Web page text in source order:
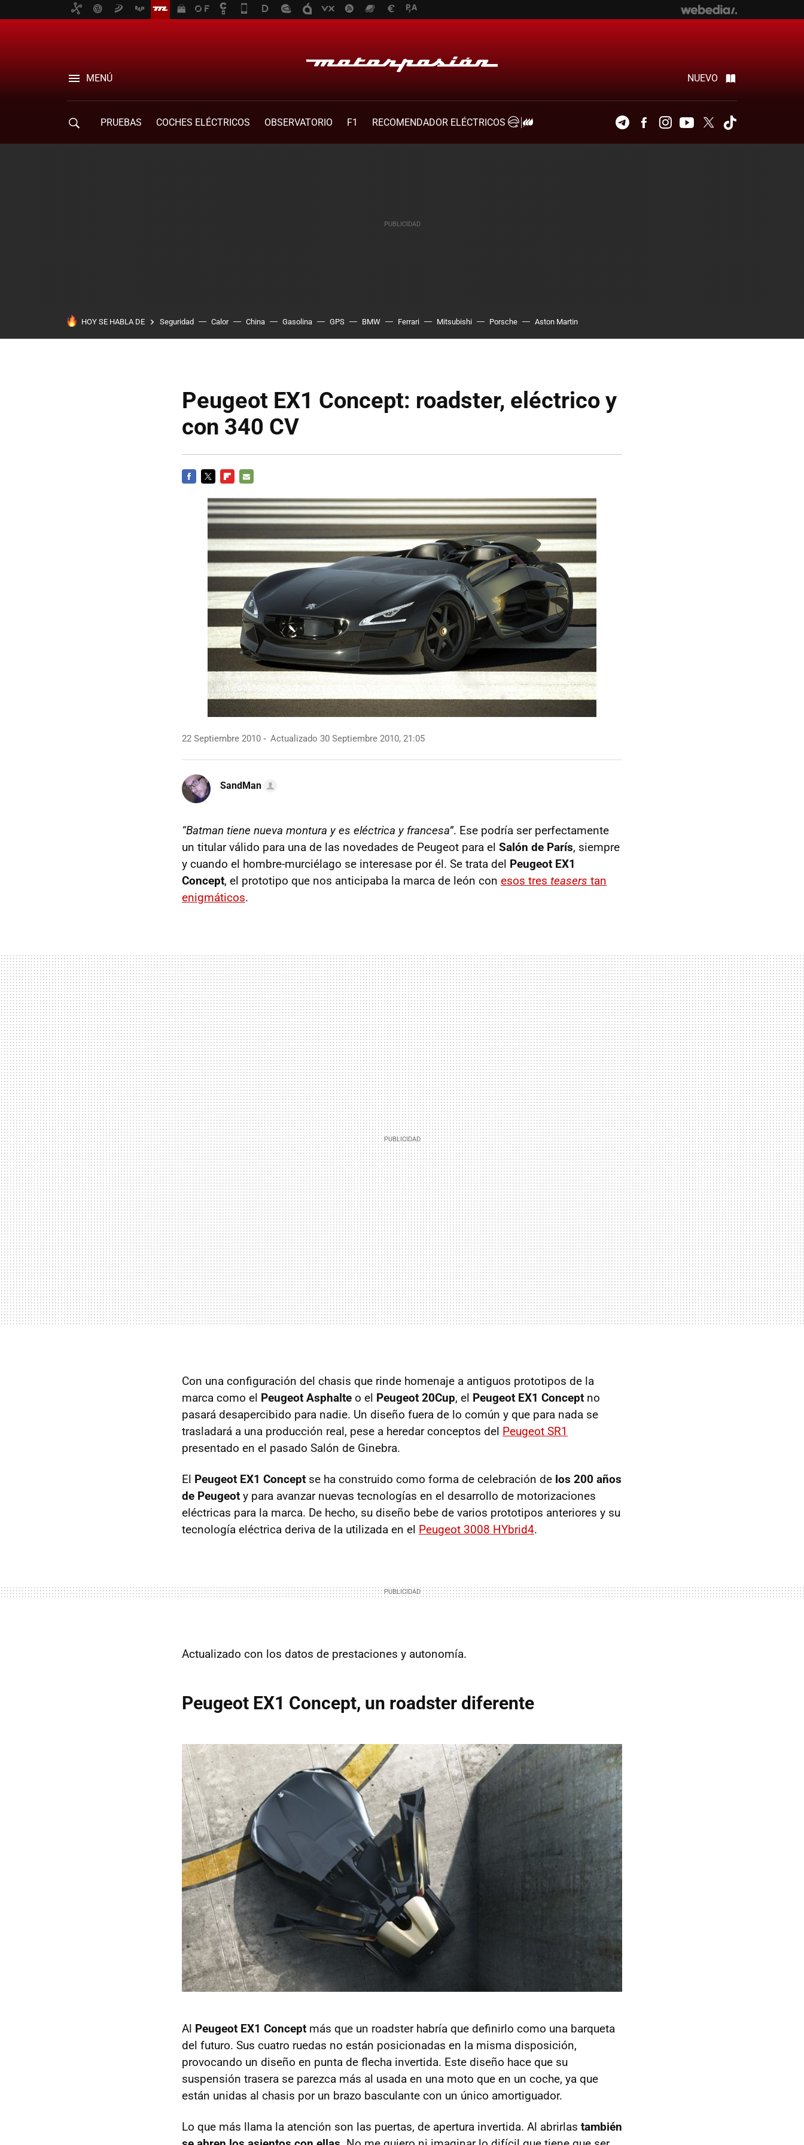
MENÚ NUEVO
PRUEBAS COCHES ELÉCTRICOS OBSERVATORIO F1
RECOMENDADOR ELÉCTRICOS
TelegramFacebookInstagramYoutubeTwitter
HOY SE HABLA DE Seguridad Calor China Gasolina GPS BMW Ferrari Mitsubishi Porsche Aston Martin
Peugeot EX1 Concept: roadster, eléctrico y
con 340 CV
MAIL
22 Septiembre 2010 Actualizado 30 Septiembre 2010, 21:05
SandMan
“Batman tiene nueva montura y es eléctrica y francesa”. Ese podría ser perfectamente
un titular válido para una de las novedades de Peugeot para el Salón de París, siempre
y cuando el hombre-murciélago se interesase por él. Se trata del Peugeot EX1
Concept, el prototipo que nos anticipaba la marca de león con esos tres teasers tan
enigmáticos.
Con una configuración del chasis que rinde homenaje a antiguos prototipos de la
marca como el Peugeot Asphalte o el Peugeot 20Cup, el Peugeot EX1 Concept no
pasará desapercibido para nadie. Un diseño fuera de lo común y que para nada se
trasladará a una producción real, pese a heredar conceptos del Peugeot SR1
presentado en el pasado Salón de Ginebra.
El Peugeot EX1 Concept se ha construido como forma de celebración de los 200 años
de Peugeot y para avanzar nuevas tecnologías en el desarrollo de motorizaciones
eléctricas para la marca. De hecho, su diseño bebe de varios prototipos anteriores y su
tecnología eléctrica deriva de la utilizada en el Peugeot 3008 HYbrid4.
Actualizado con los datos de prestaciones y autonomía.
Peugeot EX1 Concept, un roadster diferente
Al Peugeot EX1 Concept más que un roadster habría que definirlo como una barqueta
del futuro. Sus cuatro ruedas no están posicionadas en la misma disposición,
provocando un diseño en punta de flecha invertida. Este diseño hace que su
suspensión trasera se parezca más al usada en una moto que en un coche, ya que
están unidas al chasis por un brazo basculante con un único amortiguador.
Lo que más llama la atención son las puertas, de apertura invertida. Al abrirlas también